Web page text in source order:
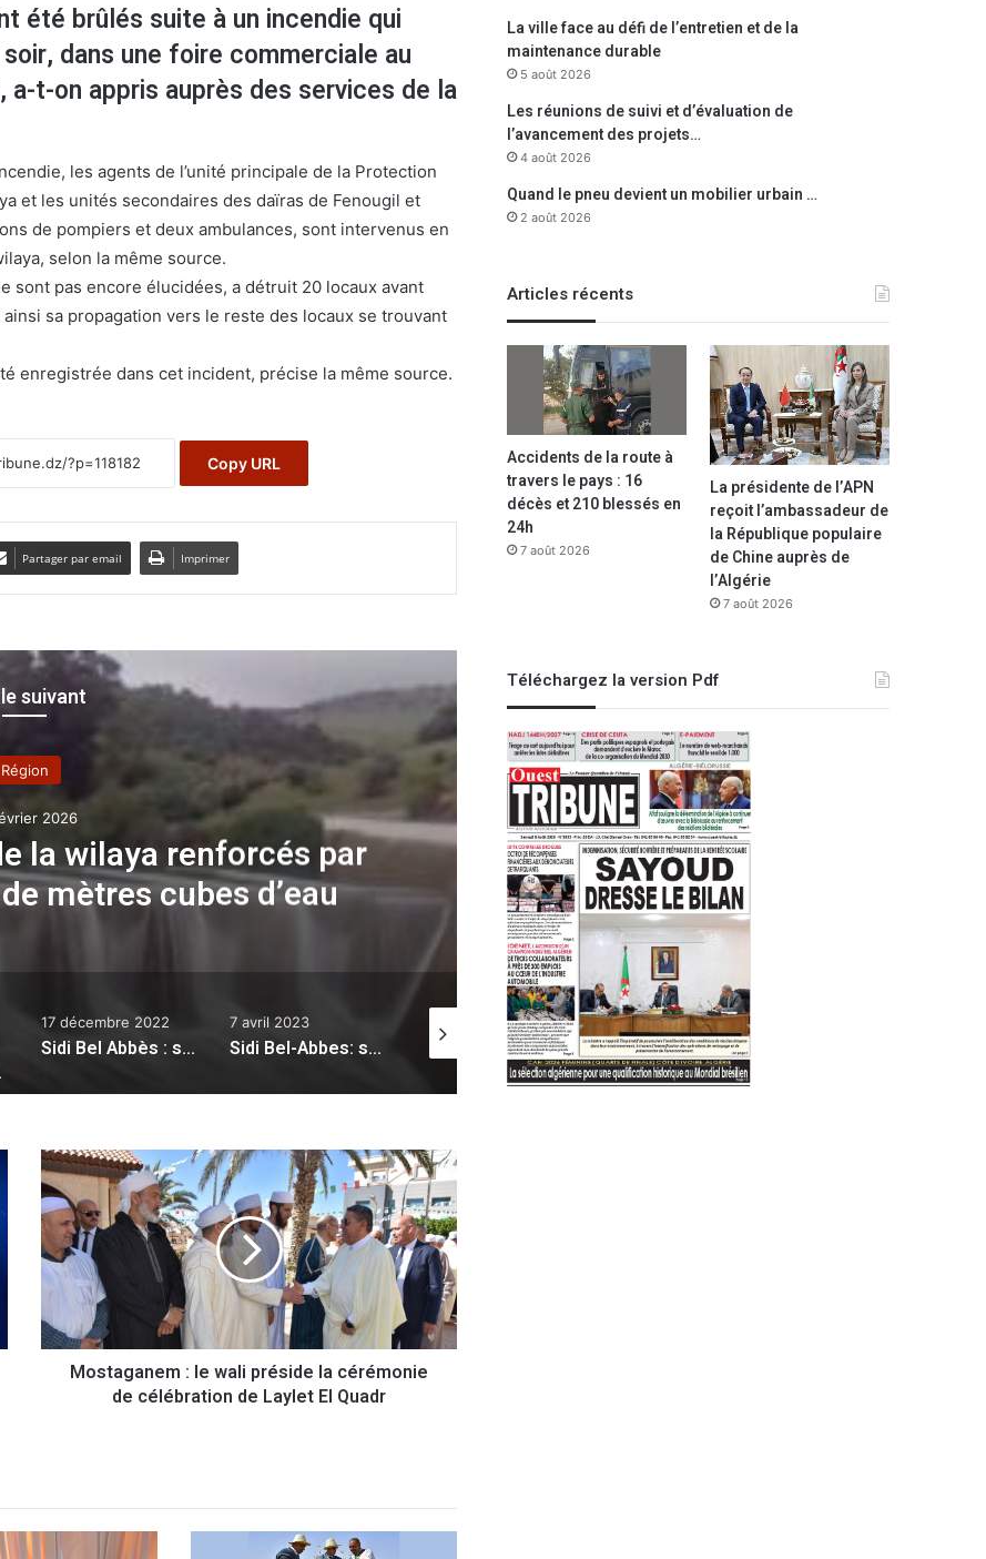
été brûlés suite à un incendie qui
dans une foire commerciale au
a-t-on appris auprès des services de la
les agents de l’unité principale de la Protection
et les unités secondaires des daïras de Fenougil et
de pompiers et deux ambulances, sont intervenus en
selon la même source.
sont pas encore élucidées, a détruit 20 locaux avant
sa propagation vers le reste des locaux se trouvant
enregistrée dans cet incident, précise la même source.
Copy URL
Partager par email Imprimer
suivant
Région
2026
la wilaya renforcés par
mètres cubes d’eau
Une école et terrain matico
bidonville de
17 décembre 2022
Sidi Bel Abbès : saisie de 33 kilos de viande et poisson avariés
7 avril 2023
Sidi Bel-Abbes: suspension de l’alimentation en eau à partir du transfert « Chott El Gharbi » en raison des fuites (ADE)
10 mars 2021
Annaba
Vers la création d’un cluster innovation center pour accompagner les start-up
17 août 2022
Naâma:
Production attendue de plus de 35.000 quintaux de pomme de terre saisonnière
M
o
s
t
a
n
e
l
i
Mostaganem : le wali préside la cérémonie
de célébration de Laylet El Quadr
La ville face au défi de l’entretien et de la
maintenance durable
5 août 2026
Les réunions de suivi et d’évaluation de
l’avancement des projets…
4 août 2026
Quand le pneu devient un mobilier urbain …
2 août 2026
Articles récents
Accidents de la route à
travers le pays : 16
décès et 210 blessés en
24h
7 août 2026
La présidente de l’APN
reçoit l’ambassadeur de
la République populaire
de Chine auprès de
l’Algérie
7 août 2026
Téléchargez la version Pdf